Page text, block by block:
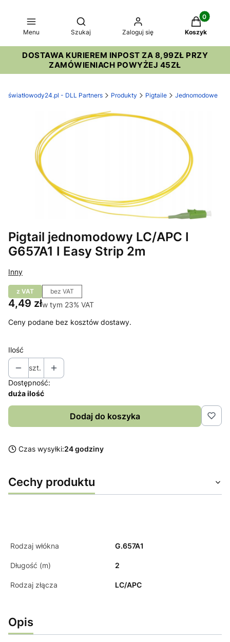
Menu
Otwórz wyszukiwarkę
Szukaj Zaloguj się
Produkty
Koszyk
DOSTAWA KURIEREM INPOST ZA 8,99ZŁ PRZY
ZAMÓWIENIACH POWYŻEJ 45ZŁ
światłowody24.pl - DLL Partners Produkty Pigtaile Jednomodowe
Pigtail jednomodowy LC/APC I
G657A1 I Easy Strip 2m
Inny
z VAT bez VAT
Cena
4,49 złw tym 23% VAT
w tym 23% VAT
Ceny podane bez kosztów dostawy.
Ilość
szt.
Dostępność:
duża ilość
Dodaj do koszyka
Czas wysyłki:24 godziny
Cechy produktu
Rodzaj włókna G.657A1
Długość (m) 2
Rodzaj złącza LC/APC
Opis